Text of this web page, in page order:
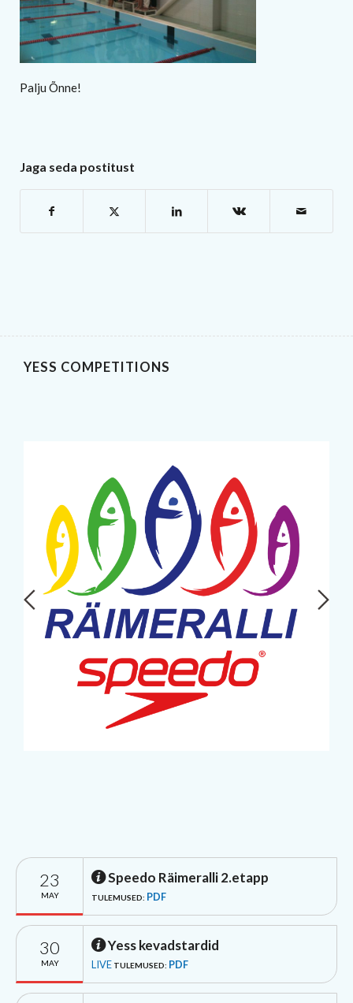
Palju Õnne!
Jaga seda postitust
YESS COMPETITIONS
23
MAY
Speedo Räimeralli 2.etapp
TULEMUSED: PDF
30
MAY
Yess kevadstardid
LIVE TULEMUSED: PDF